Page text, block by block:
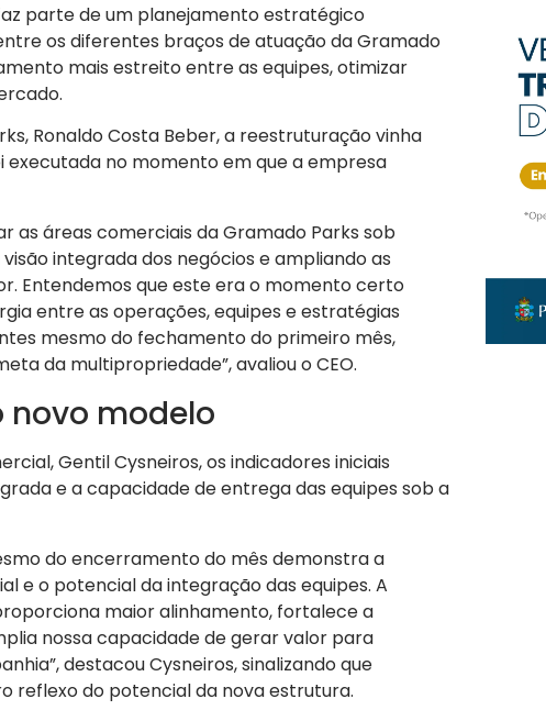
parte de um planejamento estratégico
os diferentes braços de atuação da Gramado
mais estreito entre as equipes, otimizar
Ronaldo Costa Beber, a reestruturação vinha
no momento em que a empresa
as áreas comerciais da Gramado Parks sob
integrada dos negócios e ampliando as
Entendemos que este era o momento certo
entre as operações, equipes e estratégias
mesmo do fechamento do primeiro mês,
da multipropriedade”, avaliou o CEO.
novo modelo
Gentil Cysneiros, os indicadores iniciais
e a capacidade de entrega das equipes sob a
do encerramento do mês demonstra a
e o potencial da integração das equipes. A
maior alinhamento, fortalece a
nossa capacidade de gerar valor para
destacou Cysneiros, sinalizando que
reflexo do potencial da nova estrutura.